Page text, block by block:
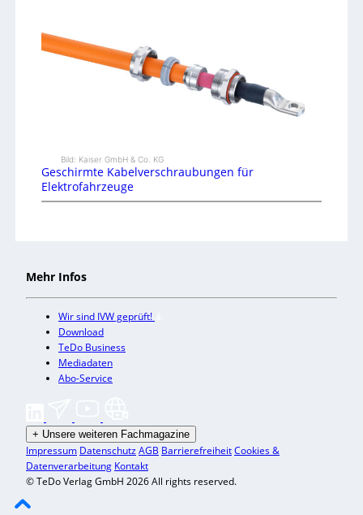
Bild: Kaiser GmbH & Co. KG
Geschirmte Kabelverschraubungen für
Elektrofahrzeuge
Mehr Infos
Wir sind IVW geprüft!
Download
TeDo Business
Mediadaten
Abo-Service
+ Unsere weiteren Fachmagazine
Impressum DatenschutzAGB BarrierefreiheitCookies &
Datenverarbeitung Kontakt
© TeDo Verlag GmbH 2026 All rights reserved.